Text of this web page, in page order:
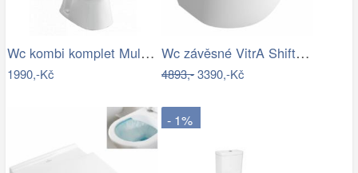
Wc kombi komplet Multi Eur zadní odpad…
1990,-Kč
Wc závěsné VitrA Shift zadní odpad…
4893,-3390,-Kč
- 1%